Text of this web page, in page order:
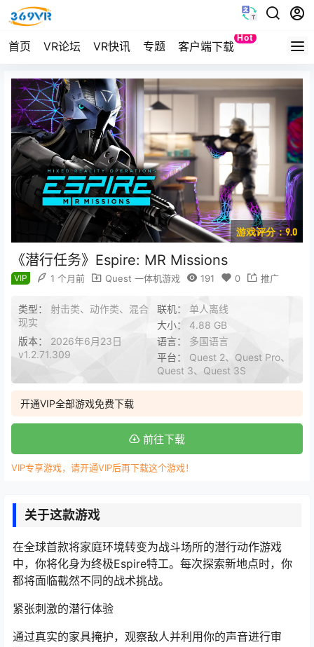
首页 VR论坛 VR快讯 专题 客户端下载
Hot
Quest
游戏评分：9.0
《潜行任务》Espire: MR Missions
VIP 1 个月前 Quest 一体机游戏 191 0 推广
类型： 射击类、动作类、混合
现实
联机： 单人离线
大小： 4.88 GB
版本： 2026年6月23日
v1.2.71.309
语言： 多国语言
平台： Quest 2、Quest Pro、
Quest 3、Quest 3S
开通VIP全部游戏免费下载
前往下载
VIP专享游戏，请开通VIP后再下载这个游戏！
关于这款游戏
在全球首款将家庭环境转变为战斗场所的潜行动作游戏
中，你将化身为终极Espire特工。每次探索新地点时，你
都将面临截然不同的战术挑战。
紧张刺激的潜行体验
通过真实的家具掩护，观察敌人并利用你的声音进行审